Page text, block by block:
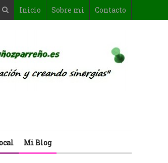
Inicio Sobre mi Contacto
Mi Blog